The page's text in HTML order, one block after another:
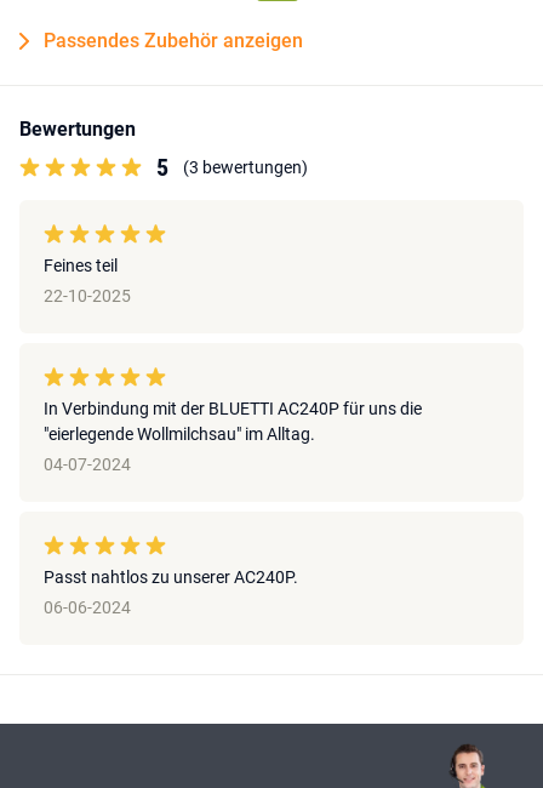
Passendes Zubehör anzeigen
Bewertungen
5 (3 bewertungen)
Feines teil
22-10-2025
In Verbindung mit der BLUETTI AC240P für uns die
"eierlegende Wollmilchsau" im Alltag.
04-07-2024
Passt nahtlos zu unserer AC240P.
06-06-2024